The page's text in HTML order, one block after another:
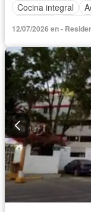
Cocina integral
Circuito cerrado de
Zonas verdes
Caseta de
Parcialmente
12/07/2026 en -